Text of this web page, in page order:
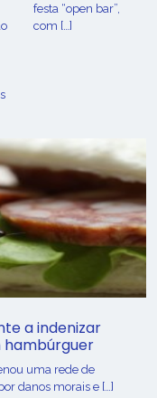
festa “open bar”,
com […]
a indenizar
uma rede de
danos morais e […]